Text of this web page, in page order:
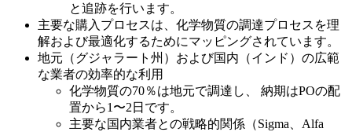
と追跡を行います。
主要な購入プロセスは、化学物質の調達プロセスを理
解および最適化するためにマッピングされています。
地元（グジャラート州）および国内（インド）の広範
な業者の効率的な利用
化学物質の70％は地元で調達し、 納期はPOの配
置から1〜2日です。
主要な国内業者との戦略的関係（Sigma、Alfa